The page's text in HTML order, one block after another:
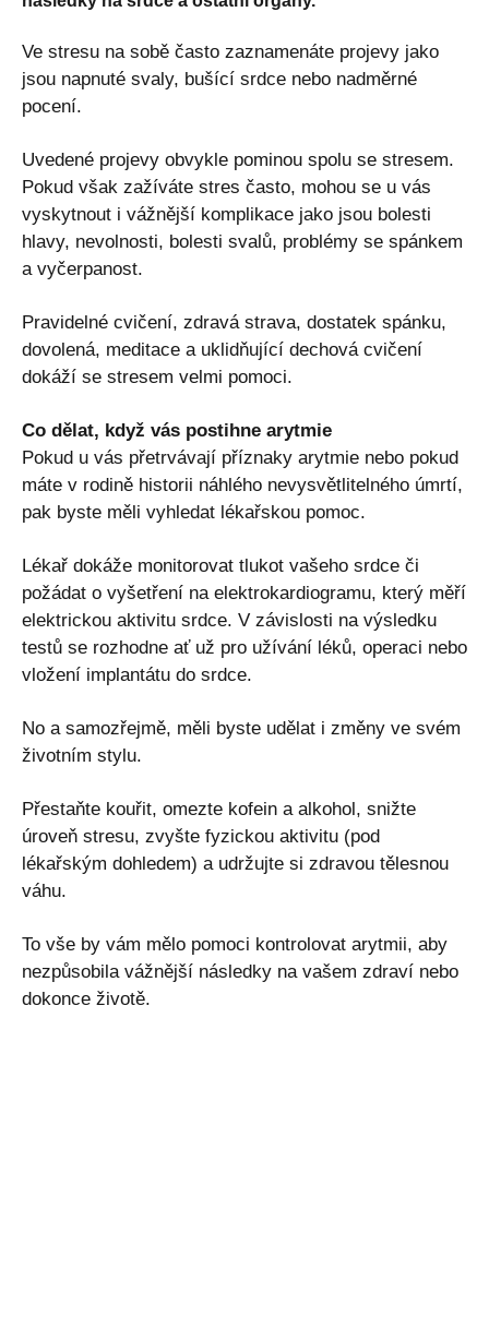
Ve stresu na sobě často zaznamenáte projevy jako
jsou napnuté svaly, bušící srdce nebo nadměrné
pocení.
Uvedené projevy obvykle pominou spolu se stresem.
Pokud však zažíváte stres často, mohou se u vás
vyskytnout i vážnější komplikace jako jsou bolesti
hlavy, nevolnosti, bolesti svalů, problémy se spánkem
a vyčerpanost.
Pravidelné cvičení, zdravá strava, dostatek spánku,
dovolená, meditace a uklidňující dechová cvičení
dokáží se stresem velmi pomoci.
Co dělat, když vás postihne arytmie
Pokud u vás přetrvávají příznaky arytmie nebo pokud
máte v rodině historii náhlého nevysvětlitelného úmrtí,
pak byste měli vyhledat lékařskou pomoc.
Lékař dokáže monitorovat tlukot vašeho srdce či
požádat o vyšetření na elektrokardiogramu, který měří
elektrickou aktivitu srdce. V závislosti na výsledku
testů se rozhodne ať už pro užívání léků, operaci nebo
vložení implantátu do srdce.
No a samozřejmě, měli byste udělat i změny ve svém
životním stylu.
Přestaňte kouřit, omezte kofein a alkohol, snižte
úroveň stresu, zvyšte fyzickou aktivitu (pod
lékařským dohledem) a udržujte si zdravou tělesnou
váhu.
To vše by vám mělo pomoci kontrolovat arytmii, aby
nezpůsobila vážnější následky na vašem zdraví nebo
dokonce životě.